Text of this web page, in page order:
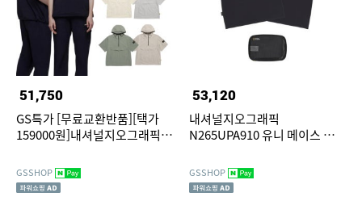
51,750
GS특가 [무료교환반품][택가
159000원]내셔널지오그래픽
스트레치 반팔 아노락 6종 택1
GSSHOP
53,120
내셔널지오그래픽
N265UPA910 유니 메이스 기능
GSSHOP